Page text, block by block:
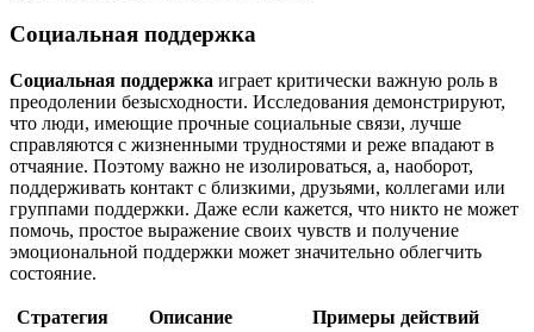
Социальная поддержка
Социальная поддержка играет критически важную роль в
преодолении безысходности. Исследования демонстрируют,
что люди, имеющие прочные социальные связи, лучше
справляются с жизненными трудностями и реже впадают в
отчаяние. Поэтому важно не изолироваться, а, наоборот,
поддерживать контакт с близкими, друзьями, коллегами или
группами поддержки. Даже если кажется, что никто не может
помочь, простое выражение своих чувств и получение
эмоциональной поддержки может значительно облегчить
состояние.
Стратегия Описание Примеры действий